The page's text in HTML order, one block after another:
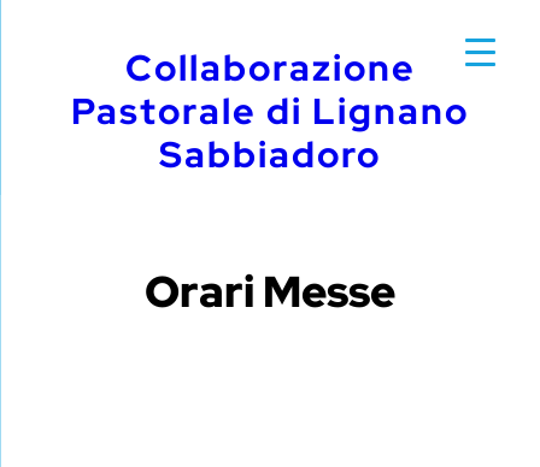
contenuto
Collaborazione
Pastorale di Lignano
Sabbiadoro
Orari Messe